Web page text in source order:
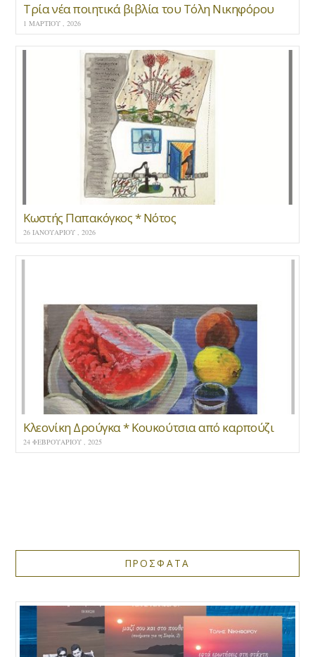
Τρία νέα ποιητικά βιβλία του Τόλη Νικηφόρου
1 ΜΑΡΤΊΟΥ , 2026
Κωστής Παπακόγκος * Νότος
26 ΙΑΝΟΥΑΡΊΟΥ , 2026
Κλεονίκη Δρούγκα * Κουκούτσια από καρπούζι
24 ΦΕΒΡΟΥΑΡΊΟΥ , 2025
ΠΡΟΣΦΑΤΑ